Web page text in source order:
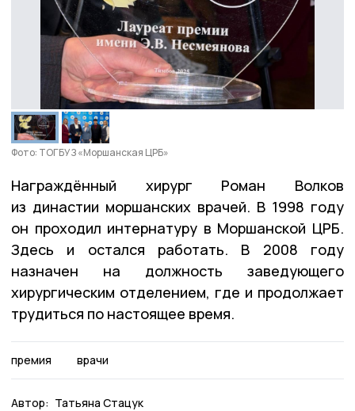
Фото: ТОГБУЗ «Моршанская ЦРБ»
Награждённый хирург Роман Волков
из династии моршанских врачей. В 1998 году
он проходил интернатуру в Моршанской ЦРБ.
Здесь и остался работать. В 2008 году
назначен на должность заведующего
хирургическим отделением, где и продолжает
трудиться по настоящее время.
премия врачи
Автор: Татьяна Стацук